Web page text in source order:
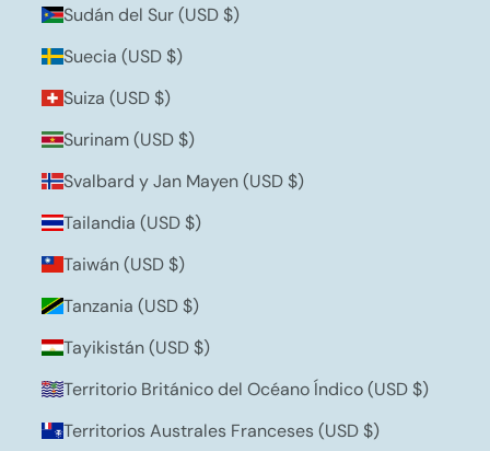
Sudán del Sur (USD $)
Suecia (USD $)
Suiza (USD $)
Surinam (USD $)
Svalbard y Jan Mayen (USD $)
Tailandia (USD $)
Taiwán (USD $)
Tanzania (USD $)
Tayikistán (USD $)
Territorio Británico del Océano Índico (USD $)
Territorios Australes Franceses (USD $)